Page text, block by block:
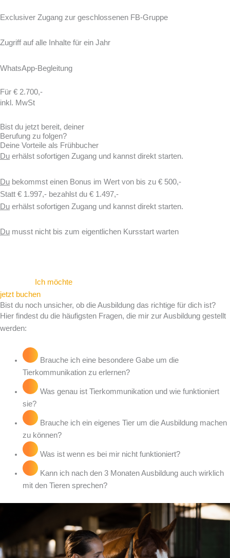
Exclusiver Zugang zur geschlossenen FB-Gruppe
Zugriff auf alle Inhalte für ein Jahr
WhatsApp-Begleitung
Für € 2.700,-
inkl. MwSt
Bist du jetzt bereit, deiner
Berufung zu folgen?
Deine Vorteile als Frühbucher
Du erhälst sofortigen Zugang und kannst direkt starten.
Du bekommst einen Bonus im Wert von bis zu € 500,-
Statt € 1.997,- bezahlst du € 1.497,-
Du erhälst sofortigen Zugang und kannst direkt starten.
Du musst nicht bis zum eigentlichen Kursstart warten
Ich möchte
jetzt buchen
Bist du noch unsicher, ob die Ausbildung das richtige für dich ist?
Hier findest du die häufigsten Fragen, die mir zur Ausbildung gestellt
werden:
Brauche ich eine besondere Gabe um die
Tierkommunikation zu erlernen?
Was genau ist Tierkommunikation und wie funktioniert
sie?
Brauche ich ein eigenes Tier um die Ausbildung machen
zu können?
Was ist wenn es bei mir nicht funktioniert?
Kann ich nach den 3 Monaten Ausbildung auch wirklich
mit den Tieren sprechen?